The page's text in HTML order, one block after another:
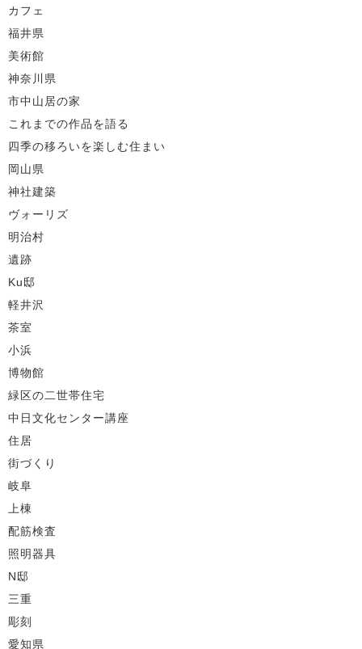
カフェ
福井県
美術館
神奈川県
市中山居の家
これまでの作品を語る
四季の移ろいを楽しむ住まい
岡山県
神社建築
ヴォーリズ
明治村
遺跡
Ku邸
軽井沢
茶室
小浜
博物館
緑区の二世帯住宅
中日文化センター講座
住居
街づくり
岐阜
上棟
配筋検査
照明器具
N邸
三重
彫刻
愛知県